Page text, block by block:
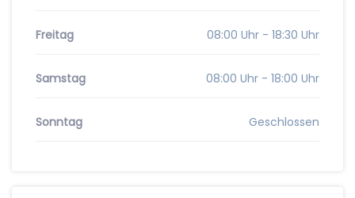
Freitag 08:00 Uhr - 18:30 Uhr
Samstag 08:00 Uhr - 18:00 Uhr
Sonntag Geschlossen